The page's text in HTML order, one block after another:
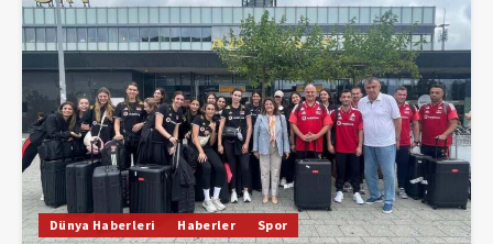
Dünya Haberleri Haberler Spor